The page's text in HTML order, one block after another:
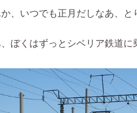
、いつでも正月だしなあ、と
ぼくはずっとシベリア鉄道に